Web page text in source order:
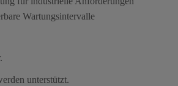
Wartungsintervalle
unterstützt.